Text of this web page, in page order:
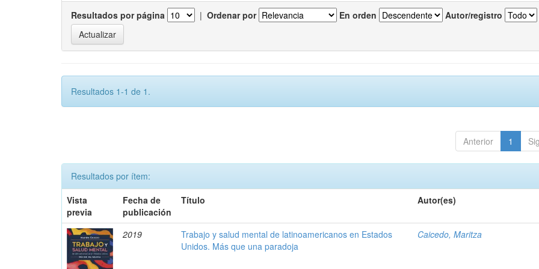
Resultados por página | Ordenar por En orden Autor/registro
Resultados 1-1 de 1.
Anterior 1
Resultados por ítem:
Vista
previa
Fecha de
publicación
Título Autor(es)
2019
Trabajo y salud mental de latinoamericanos en Estados
Unidos. Más que una paradoja
Caicedo, Maritza